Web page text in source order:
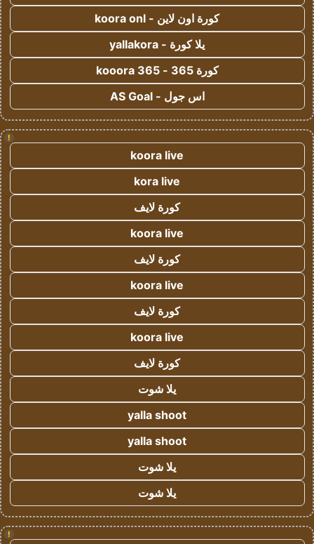
كورة اون لاين - koora onl
يلا كورة - yallakora
كورة 365 - kooora 365
اس جول - AS Goal
!
koora live
kora live
كورة لايف
koora live
كورة لايف
koora live
كورة لايف
koora live
كورة لايف
يلا شوت
yalla shoot
yalla shoot
يلا شوت
يلا شوت
!